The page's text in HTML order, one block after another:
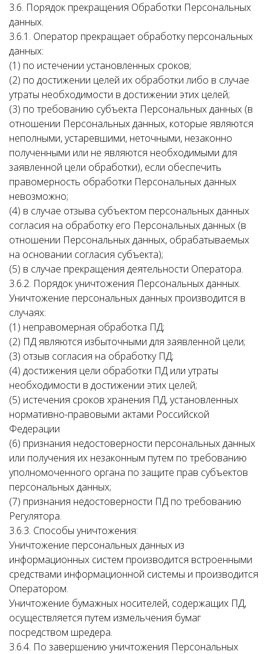
3.6. Порядок прекращения Обработки Персональных
данных.
3.6.1. Оператор прекращает обработку персональных
данных:
(1) по истечении установленных сроков;
(2) по достижении целей их обработки либо в случае
утраты необходимости в достижении этих целей;
(3) по требованию субъекта Персональных данных (в
отношении Персональных данных, которые являются
неполными, устаревшими, неточными, незаконно
полученными или не являются необходимыми для
заявленной цели обработки), если обеспечить
правомерность обработки Персональных данных
невозможно;
(4) в случае отзыва субъектом персональных данных
согласия на обработку его Персональных данных (в
отношении Персональных данных, обрабатываемых
на основании согласия субъекта);
(5) в случае прекращения деятельности Оператора.
3.6.2. Порядок уничтожения Персональных данных.
Уничтожение персональных данных производится в
случаях:
(1) неправомерная обработка ПД;
(2) ПД являются избыточными для заявленной цели;
(3) отзыв согласия на обработку ПД;
(4) достижения цели обработки ПД или утраты
необходимости в достижении этих целей;
(5) истечения сроков хранения ПД, установленных
нормативно-правовыми актами Российской
Федерации
(6) признания недостоверности персональных данных
или получения их незаконным путем по требованию
уполномоченного органа по защите прав субъектов
персональных данных;
(7) признания недостоверности ПД по требованию
Регулятора.
3.6.3. Способы уничтожения:
Уничтожение персональных данных из
информационных систем производится встроенными
средствами информационной системы и производится
Оператором.
Уничтожение бумажных носителей, содержащих ПД,
осуществляется путем измельчения бумаг
посредством шредера.
3.6.4. По завершению уничтожения Персональных